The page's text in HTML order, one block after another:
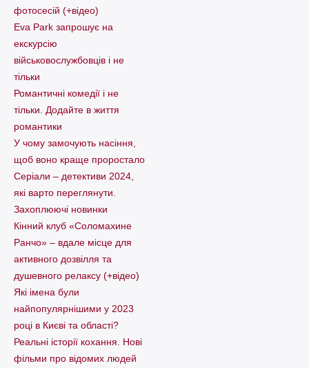
фотосесій (+відео)
Eva Park запрошує на
екскурсію
військовослужбовців і не
тільки
Романтичні комедії і не
тільки. Додайте в життя
романтики
У чому замочують насіння,
щоб воно краще проростало
Серіали – детективи 2024,
які варто пеpеглянути.
Захоплюючі новинки
Кінний клуб «Соломахине
Ранчо» – вдале місце для
активного дозвілля та
душевного релаксу (+відео)
Які імена були
найпопулярнішими у 2023
році в Києві та області?
Реальні історії кохання. Нові
фільми про відомих людей